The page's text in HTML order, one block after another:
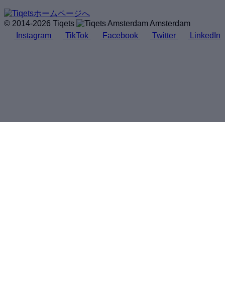
© 2014-2026 Tiqets
Amsterdam
Instagram
TikTok Facebook Twitter LinkedIn